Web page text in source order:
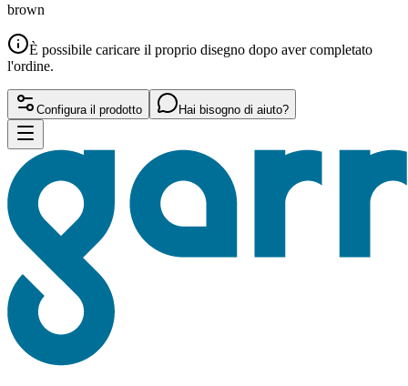
brown
È possibile caricare il proprio disegno dopo aver completato
l'ordine.
Configura il prodotto Hai bisogno di aiuto?